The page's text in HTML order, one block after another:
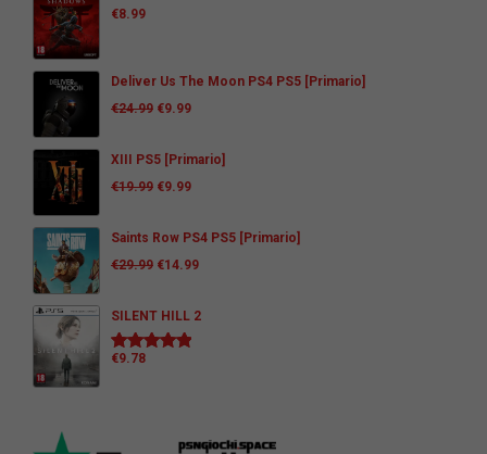
€8.99
Deliver Us The Moon PS4 PS5 [Primario]
€24.99 €9.99
XIII PS5 [Primario]
€19.99 €9.99
Saints Row PS4 PS5 [Primario]
€29.99 €14.99
SILENT HILL 2
Valutato
€9.78